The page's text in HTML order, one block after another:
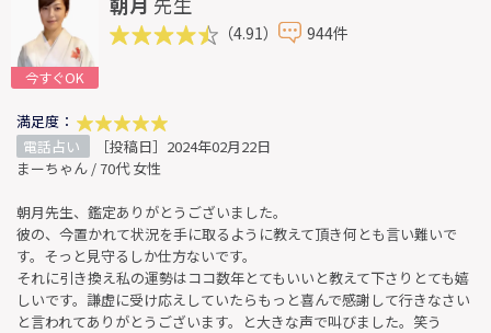
今すぐOK
（4.91） 944件
満足度：
電話占い
［投稿日］2024年02月22日
まーちゃん / 70代 女性
朝月先生、鑑定ありがとうございました。
彼の、今置かれて状況を手に取るように教えて頂き何とも言い難いで
す。そっと見守るしか仕方ないです。
それに引き換え私の運勢はココ数年とてもいいと教えて下さりとても嬉
しいです。謙虚に受け応えしていたらもっと喜んで感謝して行きなさい
と言われてありがとうございます。と大きな声で叫びました。笑う